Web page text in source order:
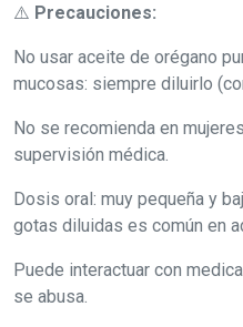
⚠️ Precauciones:
No usar aceite de orégano
mucosas: siempre diluirlo
No se recomienda en
supervisión médica.
Dosis oral: muy pequeña y
gotas diluidas es común en
Puede interactuar con
se abusa.